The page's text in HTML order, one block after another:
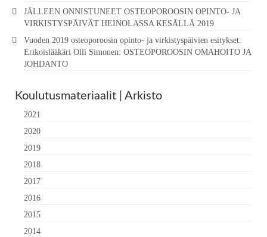
JÄLLEEN ONNISTUNEET OSTEOPOROOSIN OPINTO- JA
VIRKISTYSPÄIVÄT HEINOLASSA KESÄLLÄ 2019
Vuoden 2019 osteoporoosin opinto- ja virkistyspäivien esitykset:
Erikoislääkäri Olli Simonen: OSTEOPOROOSIN OMAHOITO JA
JOHDANTO
Koulutusmateriaalit | Arkisto
2021
2020
2019
2018
2017
2016
2015
2014